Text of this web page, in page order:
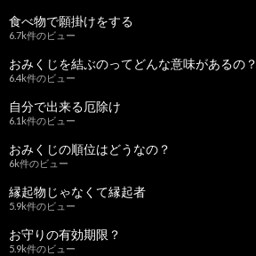
食べ物で願掛けをする
6.7k件のビュー
おみくじを結ぶのってどんな意味があるの？
6.4k件のビュー
自分で出来る厄除け
6.1k件のビュー
おみくじの順位はどうなの？
6k件のビュー
縁起物じゃなくて縁起者
5.9k件のビュー
お守りの有効期限？
5.9k件のビュー